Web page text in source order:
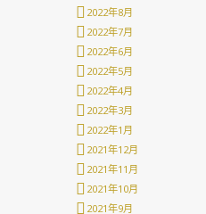
2022年8月
2022年7月
2022年6月
2022年5月
2022年4月
2022年3月
2022年1月
2021年12月
2021年11月
2021年10月
2021年9月